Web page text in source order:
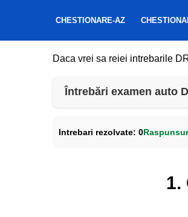
CHESTIONARE-AZ
Daca vrei sa reiei intrebarile
Întrebări examen auto
Intrebari rezolvate: 0
1.